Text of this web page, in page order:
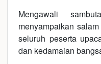
Mengawali
menyampaikan
seluruh peserta
dan kedamaian